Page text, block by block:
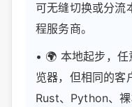
可无缝切换或分流
程服务商。
• 🌍 本地起步，任
览器，但相同的客
Rust、Python、